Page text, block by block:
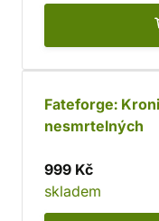
Fateforge:
nesmrtelných
999 Kč
skladem